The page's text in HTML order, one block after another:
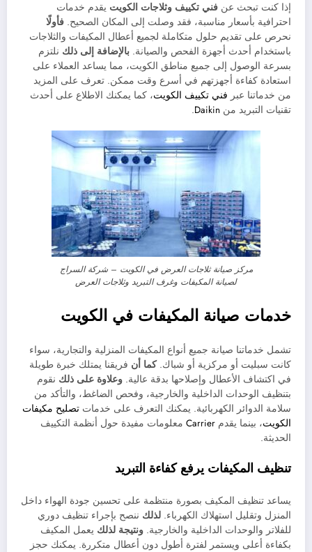
إذا كنت تبحث عن فني تكييف وثلاجات الكويت يقدم خدمات
احترافية بأسعار مناسبة، فقد وصلت إلى المكان الصحيح. فأولًا
نحرص على تقديم حلول متكاملة لجميع أعطال المكيفات والثلاجات
باستخدام أحدث أجهزة الفحص والصيانة. بالإضافة إلى ذلك نلتزم
بسرعة الوصول إلى جميع مناطق الكويت، مما يساعد العملاء على
استعادة كفاءة أجهزتهم في أسرع وقت ممكن. تعرف على المزيد
من خدماتنا عبر فني تكييف الكويت، كما يمكنك الاطلاع على أحدث
تقنيات التبريد من Daikin
.
مركز صيانة ثلاجات العرض في الكويت – شركة السراج
لصيانة المكيفات وغرف التبريد وثلاجات العرض
خدمات صيانة المكيفات في الكويت
تشمل خدماتنا صيانة جميع أنواع المكيفات المنزلية والتجارية، سواء
كانت سبليت أو مركزية أو شباك.كما أن فريقنا يمتلك خبرة طويلة
في اكتشاف الأعطال وإصلاحها بدقة عالية. وعلاوة على ذلك نقوم
بتنظيف الوحدات الداخلية والخارجية، وفحص الضاغط، والتأكد من
سلامة الدوائر الكهربائية. يمكنك التعرف على خدمات تصليح مكيفات
الكويت، بينما يقدم Carrier معلومات مفيدة حول أنظمة التكييف
الحديثة.
تنظيف المكيفات يرفع كفاءة التبريد
يساعد تنظيف المكيف بصورة منتظمة على تحسين جودة الهواء داخل
المنزل وتقليل استهلاك الكهرباء. لذلك ننصح بإجراء تنظيف دوري
للفلاتر والوحدات الداخلية والخارجية. ونتيجة لذلك يعمل المكيف
بكفاءة أعلى ويستمر لفترة أطول دون أعطال متكررة. يمكنك حجز